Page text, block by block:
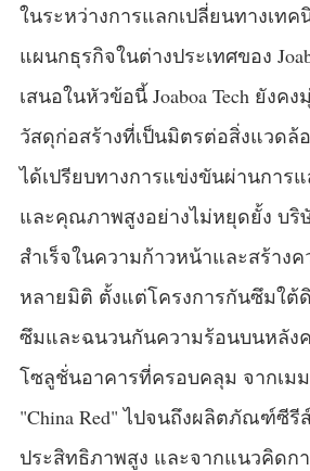
ในระหว่างการแลกเปลี่ยนทางเทค
แผนกธุรกิจในต่างประเทศของ
เสนอในหัวข้อนี้ Joaboa Tech ยังค
วัสดุก่อสร้างที่เป็นมิตรต่อสิ่งแวดล้
ได้เปรียบทางการแข่งขันผ่านการ
และคุณภาพสูงอย่างไม่หยุดยั้ง บริ
สำเร็จในความก้าวหน้าและสร้าง
หลายมิติ ตั้งแต่โครงการกันซึมใต้
ซึมและฉนวนกันความร้อนบนหลัง
โซลูชั่นอาคารที่ครอบคลุม จากเม
"China Red" ไปจนถึงผลิตภัณฑ์ซีรี
ประสิทธิภาพสูง และจากแนวคิด